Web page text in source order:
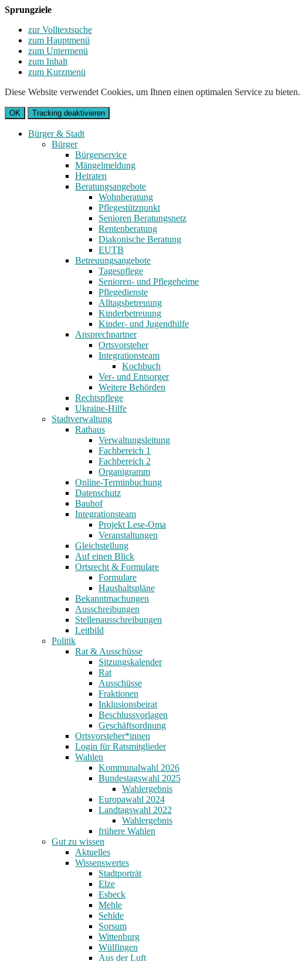
Sprungziele
zur Volltextsuche
zum Hauptmenü
zum Untermenü
zum Inhalt
zum Kurzmenü
Diese Website verwendet Cookies, um Ihnen einen optimalen Service zu bieten.
OK Tracking deaktivieren
Bürger & Stadt
Bürger
Bürgerservice
Mängelmeldung
Heiraten
Beratungsangebote
Wohnberatung
Pflegestützpunkt
Senioren Beratungsnetz
Rentenberatung
Diakonische Beratung
EUTB
Betreuungsangebote
Tagespflege
Senioren- und Pflegeheime
Pflegedienste
Alltagsbetreuung
Kinderbetreuung
Kinder- und Jugendhilfe
Ansprechpartner
Ortsvorsteher
Integrationsteam
Kochbuch
Ver- und Entsorger
Weitere Behörden
Rechtspflege
Ukraine-Hilfe
Stadtverwaltung
Rathaus
Verwaltungsleitung
Fachbereich 1
Fachbereich 2
Organigramm
Online-Terminbuchung
Datenschutz
Bauhof
Integrationsteam
Projekt Lese-Oma
Veranstaltungen
Gleichstellung
Auf einen Blick
Ortsrecht & Formulare
Formulare
Haushaltspläne
Bekanntmachungen
Ausschreibungen
Stellenausschreibungen
Leitbild
Politik
Rat & Ausschüsse
Sitzungskalender
Rat
Ausschüsse
Fraktionen
Inklusionsbeirat
Beschlussvorlagen
Geschäftsordnung
Ortsvorsteher*innen
Login für Ratsmitglieder
Wahlen
Kommunalwahl 2026
Bundestagswahl 2025
Wahlergebnis
Europawahl 2024
Landtagswahl 2022
Wahlergebnis
frühere Wahlen
Gut zu wissen
Aktuelles
Wissenswertes
Stadtporträt
Elze
Esbeck
Mehle
Sehlde
Sorsum
Wittenburg
Wülfingen
Aus der Luft